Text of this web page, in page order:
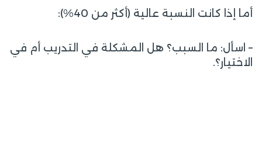
أما إذا كانت النسبة عالية (أكثر من 40%):
– اسأل: ما السبب؟ هل المشكلة في التدريب أم في
الاختيار؟.